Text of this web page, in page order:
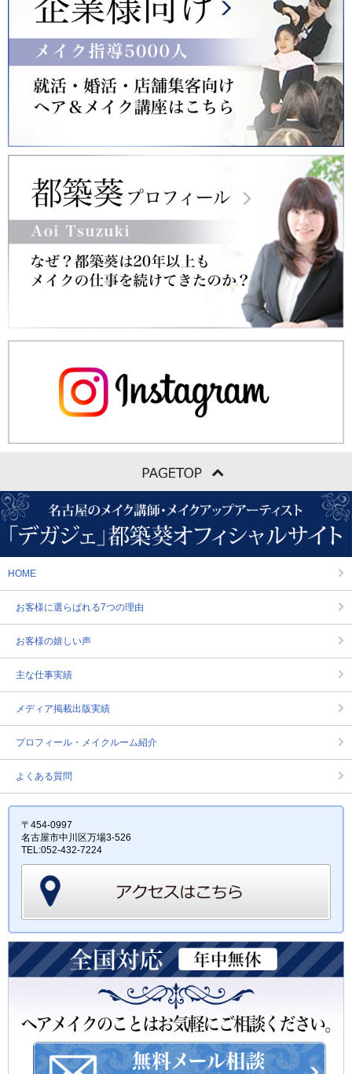
HOME
お客様に選らばれる7つの理由
お客様の嬉しい声
主な仕事実績
メディア掲載出版実績
プロフィール・メイクルーム紹介
よくある質問
〒454-0997
名古屋市中川区万場3-526
TEL:052-432-7224